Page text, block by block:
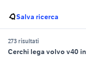
Salva ricerca
273 risultati
Cerchi lega volvo v40